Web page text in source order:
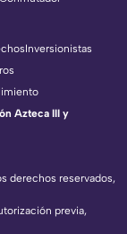
derechos reservados,
previa,
Inversionistas
Azteca III y